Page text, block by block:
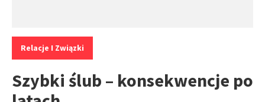
Kategorie:
Relacje I Związki
Szybki ślub – konsekwencje po